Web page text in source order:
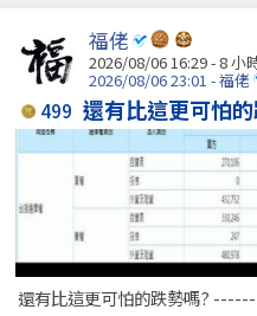
福佬
2026/08/06 16:29 -8 小
2026/08/06 23:01 - 福佬
499 還有比這更可怕
還有比這更可怕的跌勢嗎?